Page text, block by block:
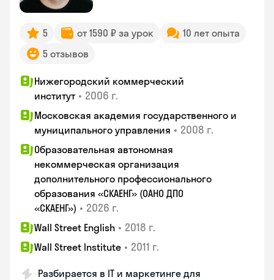
5 от 1590 ₽ за урок
10 лет опыта
5 отзывов
Нижегородский коммерческий
институт • 2006 г.
Московская академия государственного и
муниципального управления • 2008 г.
Образовательная автономная
некоммерческая организация
дополнительного профессионального
образования «СКАЕНГ» (ОАНО ДПО
«СКАЕНГ») • 2026 г.
Wall Street English • 2018 г.
Wall Street Institute • 2011 г.
Разбирается в IT и маркетинге для